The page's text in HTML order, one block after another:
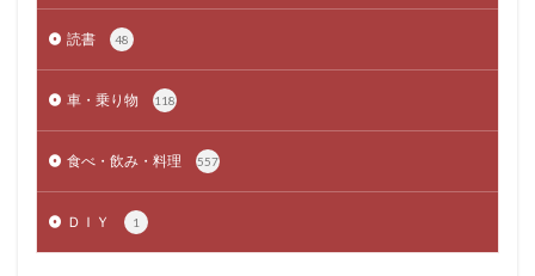
読書 48
車・乗り物 118
食べ・飲み・料理 557
ＤＩＹ 1